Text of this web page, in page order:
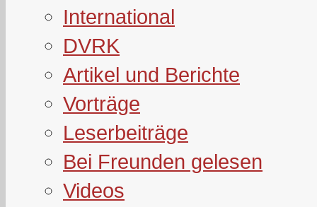
International
DVRK
Artikel und Berichte
Vorträge
Leserbeiträge
Bei Freunden gelesen
Videos